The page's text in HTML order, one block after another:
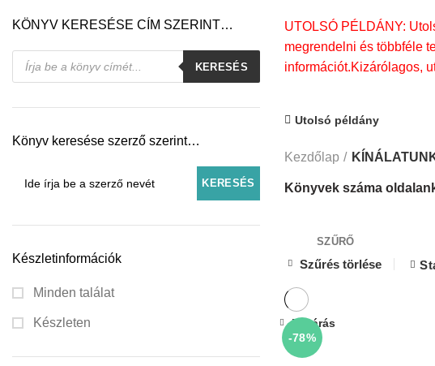
KÖNYV KERESÉSE CÍM SZERINT…
Products
search
KERESÉS
Könyv keresése szerző szerint…
Készletinformációk
Minden találat
Készleten
UTOLSÓ PÉLDÁNY:
megrendelni és többféle
információt.Kizárólagos,
Utolsó példány
Kezdőlap
Könyvek száma
SZŰRŐ
Szűrés törlése
-78%
Bezárás